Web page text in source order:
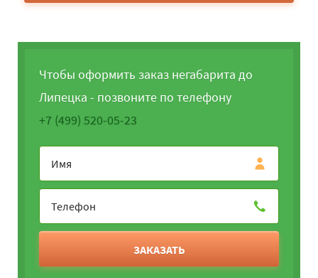
Чтобы оформить заказ негабарита до
Липецка - позвоните по телефону
+7 (499) 520-05-23
ЗАКАЗАТЬ